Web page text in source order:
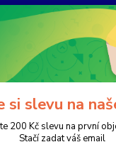
NIKDY NEBUDE
jako jediný originál. Jakmile
nevytvořím.
si slevu na
200 Kč slevu na první
Stačí zadat váš email